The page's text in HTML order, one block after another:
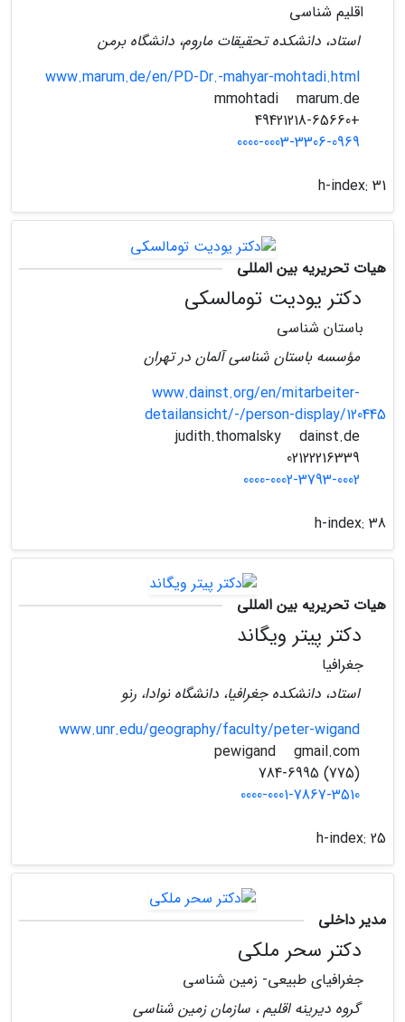
اقلیم شناسی
استاد، دانشکده تحقیقات ماروم، دانشگاه برمن
www.marum.de/en/PD-Dr.-mahyar-mohtadi.html
marum.de
+49421218-65660
0000-0003-3306-0969
h-index: 31
هیات تحریریه بین المللی
دکتر یودیت تومالسکی
باستان شناسی
مؤسسه باستان شناسی آلمان در تهران
www.dainst.org/en/mitarbeiter-
detailansicht/-/person-display/120445
dainst.de
0000-0002-3793-0002
h-index: 38
هیات تحریریه بین المللی
دکتر پیتر ویگاند
جغرافیا
استاد، دانشکده جغرافیا، دانشگاه نوادا، رنو
www.unr.edu/geography/faculty/peter-wigand
gmail.com
(775) 784-6995
0000-0001-7867-3510
h-index: 25
مدیر داخلی
دکتر سحر ملکی
جغرافیای طبیعی- زمین شناسی
گروه دیرینه اقلیم ، سازمان زمین شناسی